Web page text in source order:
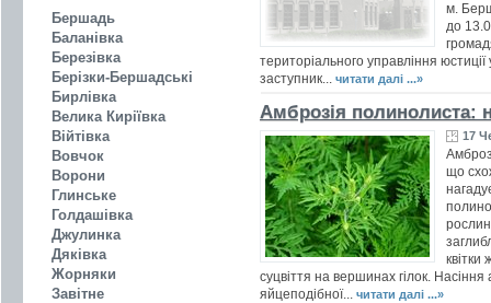
Бершадь
Баланівка
Березівка
Берізки-Бершадські
Бирлівка
Велика Киріївка
Війтівка
Вовчок
Ворони
Глинське
Голдашівка
Джулинка
Дяківка
Жорняки
Завітне
м.
до
територіального управління
заступник... читати далі ...»
Амброзія полинолиста:
17
що
квітки
суцвіття на вершинах гілок.
яйцеподібної... читати далі ...»